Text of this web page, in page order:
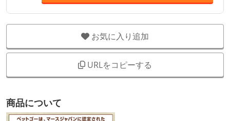
お気に入り追加
URLをコピーする
商品について